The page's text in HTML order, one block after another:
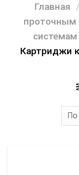
Главная /
проточным
Картриджи